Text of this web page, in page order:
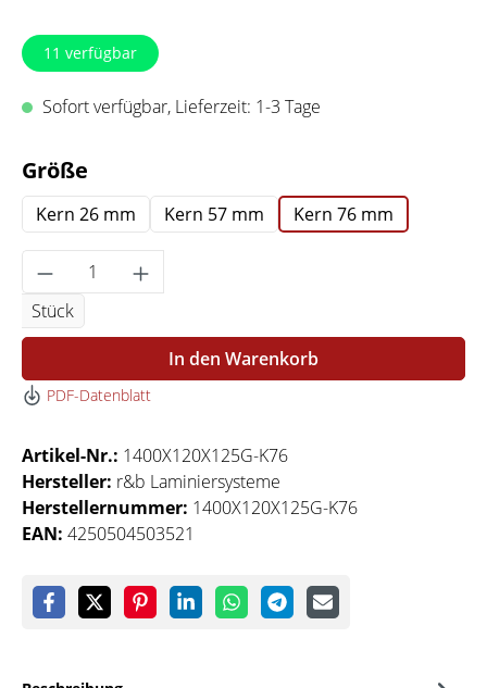
11 verfügbar
Sofort verfügbar, Lieferzeit: 1-3 Tage
Größe
Kern 26 mm Kern 57 mm Kern 76 mm
Produkt Anzahl: Gib den gewünschten
Stück
In den Warenkorb
PDF-Datenblatt
Artikel-Nr.: 1400X120X125G-K76
Hersteller: r&b Laminiersysteme
Herstellernummer: 1400X120X125G-K76
EAN: 4250504503521